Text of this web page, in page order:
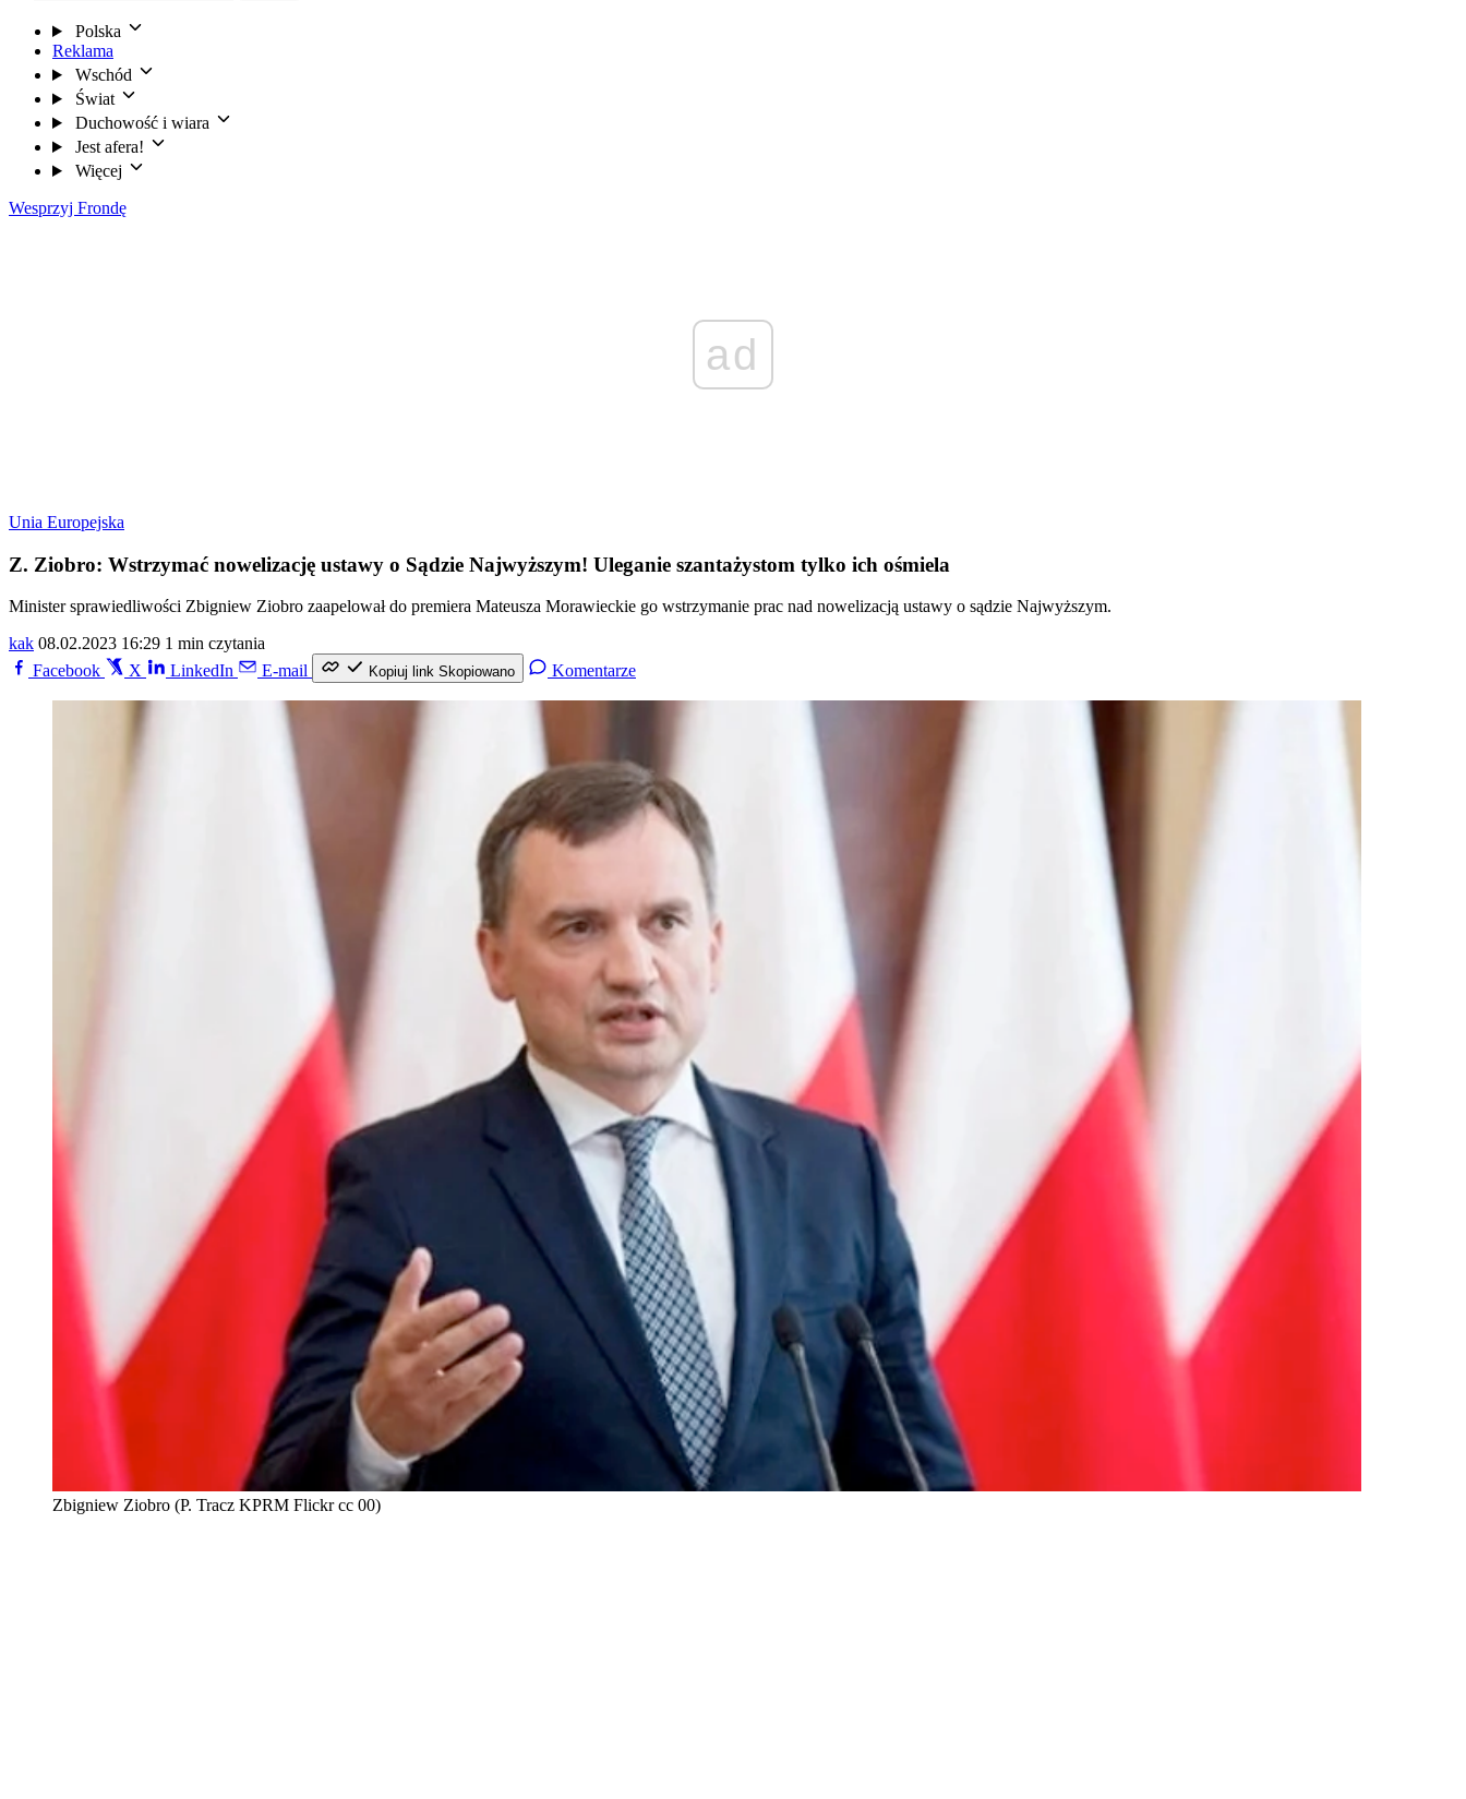
Polska
Reklama
Wschód
Świat
Duchowość i wiara
Jest afera!
Więcej
Wesprzyj Frondę
ad
Unia Europejska
Z. Ziobro: Wstrzymać nowelizację ustawy o Sądzie Najwyższym! Uleganie szantażystom tylko ich ośmiela
Minister sprawiedliwości Zbigniew Ziobro zaapelował do premiera Mateusza Morawieckie go wstrzymanie prac nad nowelizacją ustawy o sądzie Najwyższym.
kak 08.02.2023 16:29 1 min czytania
Facebook
X LinkedIn E-mail Kopiuj link Skopiowano Komentarze
Zbigniew Ziobro (P. Tracz KPRM Flickr cc 00)